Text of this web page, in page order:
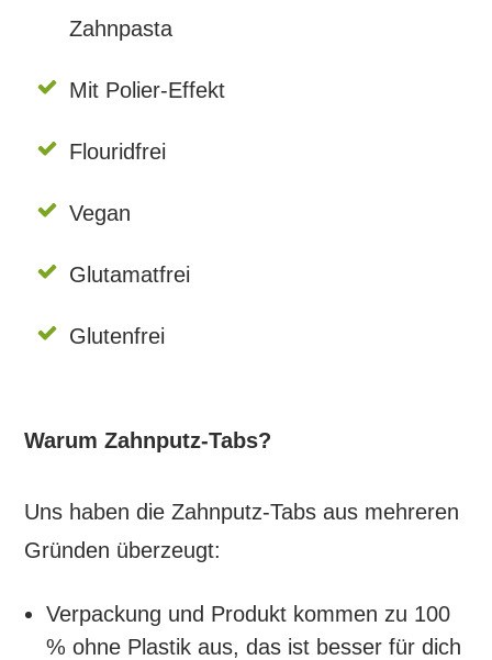
Zahnpasta
Mit Polier-Effekt
Flouridfrei
Vegan
Glutamatfrei
Glutenfrei
Warum Zahnputz-Tabs?
Uns haben die Zahnputz-Tabs aus mehreren
Gründen überzeugt:
Verpackung und Produkt kommen zu 100
% ohne Plastik aus, das ist besser für dich